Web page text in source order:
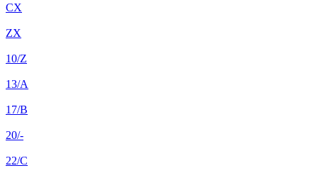
CX
ZX
10/Z
13/A
17/B
20/-
22/C